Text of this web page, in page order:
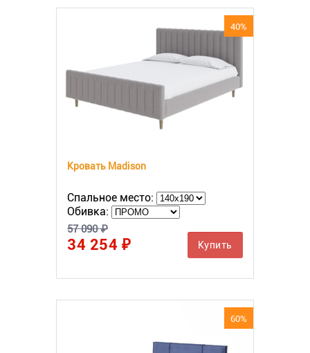
40%
Кровать Madison
Спальное место:
Обивка:
57 090 ₽
34 254 ₽ Купить
60%